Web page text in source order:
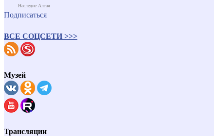
Наследие Алтая
Подписаться
ВСЕ СОЦСЕТИ >>>
Музей
Трансляции